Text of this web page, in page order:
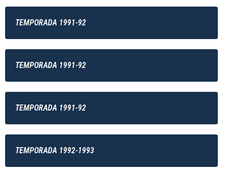
TEMPORADA 1991-92
TEMPORADA 1991-92
TEMPORADA 1991-92
TEMPORADA 1992-1993